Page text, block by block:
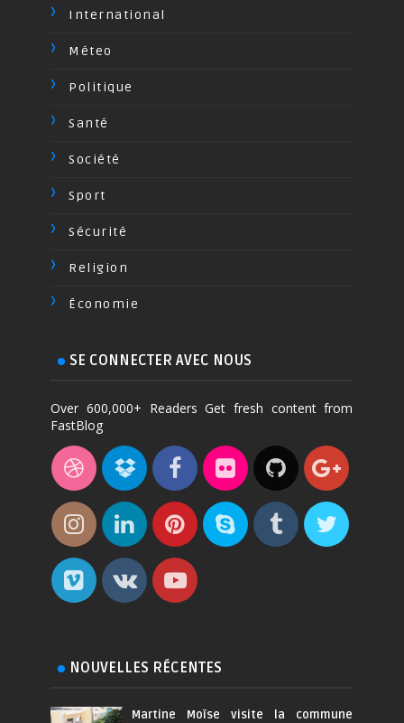
International
Méteo
Politique
Santé
Société
Sport
Sécurité
Religion
Économie
SE CONNECTER AVEC NOUS
Over 600,000+ Readers Get fresh content from
FastBlog
NOUVELLES RÉCENTES
Martine Moïse visite la commune